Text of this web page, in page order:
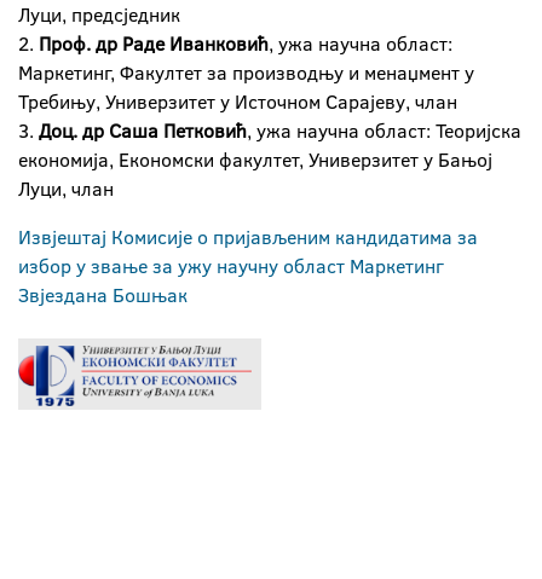
Луци, предсједник
2. Проф. др Раде Иванковић, ужа научна област:
Маркетинг, Факултет за производњу и менаџмент у
Требињу, Универзитет у Источном Сарајеву, члан
3. Доц. др Саша Петковић, ужа научна област: Теоријска
економија, Економски факултет, Универзитет у Бањој
Луци, члан
Извјештај Комисије о пријављеним кандидатима за
избор у звање за ужу научну област Маркетинг
Звјездана Бошњак